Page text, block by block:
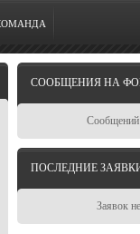
СООБЩЕНИЯ НА
Сообщений
ПОСЛЕДНИЕ
Заявок